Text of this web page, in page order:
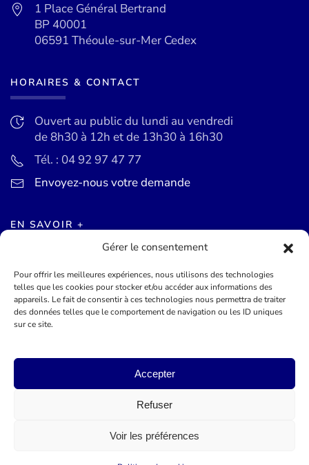
Gérer le consentement
Pour offrir les meilleures expériences, nous utilisons des technologies
telles que les cookies pour stocker et/ou accéder aux informations des
appareils. Le fait de consentir à ces technologies nous permettra de traiter
des données telles que le comportement de navigation ou les ID uniques
sur ce site.
Accepter
Refuser
Voir les préférences
1 Place Général Bertrand
BP 40001
06591 Théoule-sur-Mer Cedex
HORAIRES & CONTACT
Ouvert au public du lundi au vendredi
de 8h30 à 12h et de 13h30 à 16h30
Tél. : 04 92 97 47 77
Envoyez-nous votre demande
EN SAVOIR +
Agenda des événements
Mentions légales
Conditions générales
©2026Mairie de Théoule-sur-Mer - Site officel - Réalisé par
Lueur Externe, Agence de Communication